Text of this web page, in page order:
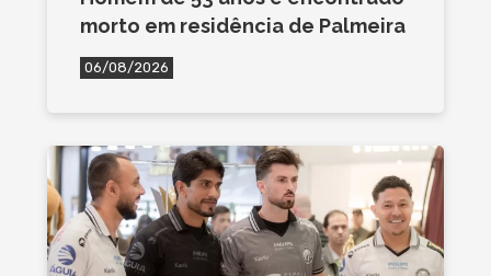
morto em residência de Palmeira
06/08/2026